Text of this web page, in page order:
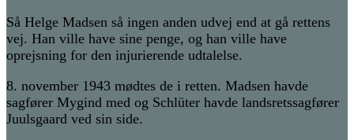
Så Helge Madsen så ingen anden udvej end at gå rettens
vej. Han ville have sine penge, og han ville have
oprejsning for den injurierende udtalelse.
8. november 1943 mødtes de i retten. Madsen havde
sagfører Mygind med og Schlüter havde landsretssagfører
Juulsgaard ved sin side.